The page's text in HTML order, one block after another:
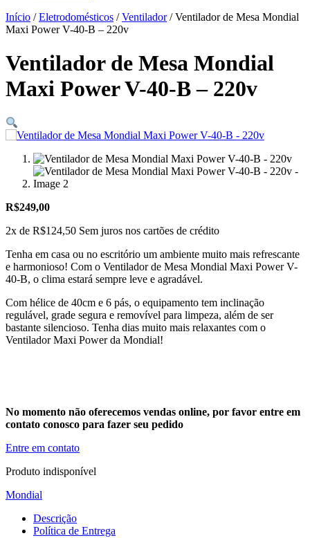
Início /Eletrodomésticos /Ventilador/ Ventilador de Mesa Mondial
Maxi Power V-40-B – 220v
Ventilador de Mesa Mondial
Maxi Power V-40-B – 220v
R$249,00
2x de R$124,50 Sem juros nos cartões de crédito
Tenha em casa ou no escritório um ambiente muito mais refrescante
e harmonioso! Com o Ventilador de Mesa Mondial Maxi Power V-
40-B, o clima estará sempre leve e agradável.
Com hélice de 40cm e 6 pás, o equipamento tem inclinação
regulável, grade segura e removível para limpeza, além de ser
bastante silencioso. Tenha dias muito mais relaxantes com o
Ventilador Maxi Power da Mondial!
No momento não oferecemos vendas online, por favor entre em
contato conosco para fazer seu pedido
Entre em contato
Produto indisponível
Mondial
Descrição
Política de Entrega